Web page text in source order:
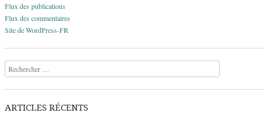
Flux des publications
Flux des commentaires
Site de WordPress-FR
Recherche
ARTICLES RÉCENTS